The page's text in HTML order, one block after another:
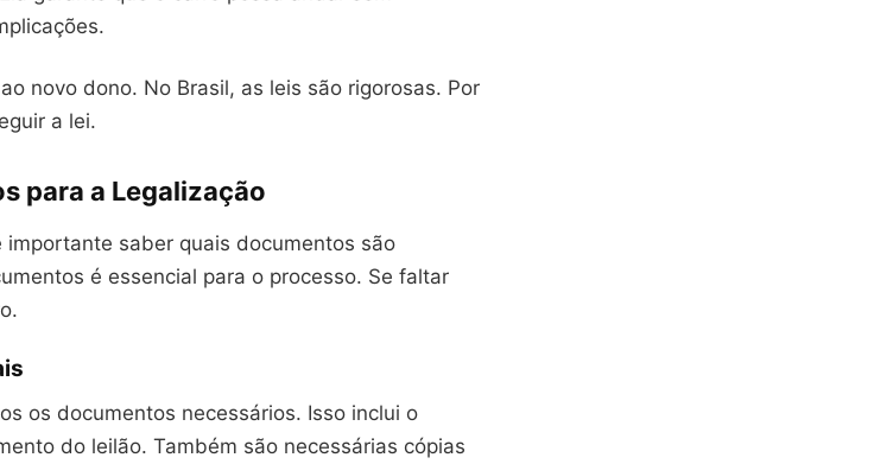
novo dono. No Brasil, as leis são rigorosas. Por
a lei.
para a Legalização
importante saber quais documentos são
é essencial para o processo. Se faltar
os documentos necessários. Isso inclui o
do leilão. Também são necessárias cópias